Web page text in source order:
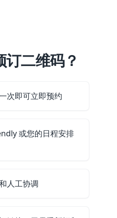
订二维码？
次即可立即预约
或您的日程安排
人工协调